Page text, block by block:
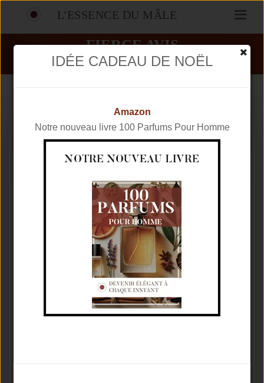
L'ESSENCE DU MÂLE
FIERCE AVIS
PARFUMS ABERCROMBIE & FITCH FIERCE
ABERCROMBIE & FITCH
Eau De Cologne
Boisé Aromatique
Tenue / Sillage /
De 6 À 12 Heures / Fort /
IDÉE CADEAU DE NOËL
Amazon
Notre nouveau livre 100 Parfums Pour Homme